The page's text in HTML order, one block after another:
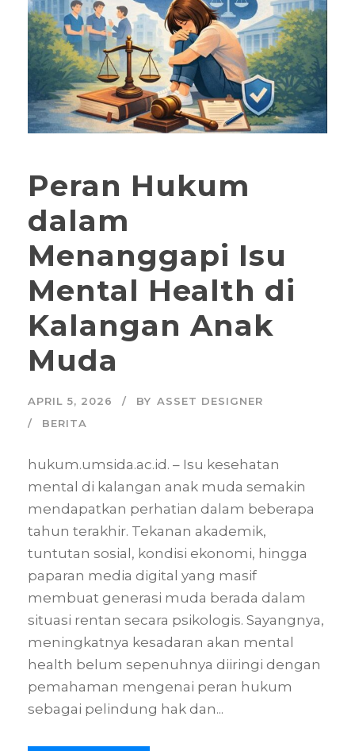
Peran Hukum
dalam
Menanggapi Isu
Mental Health di
Kalangan Anak
Muda
APRIL 5, 2026 BY ASSET DESIGNER
BERITA
hukum.umsida.ac.id. – Isu kesehatan
mental di kalangan anak muda semakin
mendapatkan perhatian dalam beberapa
tahun terakhir. Tekanan akademik,
tuntutan sosial, kondisi ekonomi, hingga
paparan media digital yang masif
membuat generasi muda berada dalam
situasi rentan secara psikologis. Sayangnya,
meningkatnya kesadaran akan mental
health belum sepenuhnya diiringi dengan
pemahaman mengenai peran hukum
sebagai pelindung hak dan...